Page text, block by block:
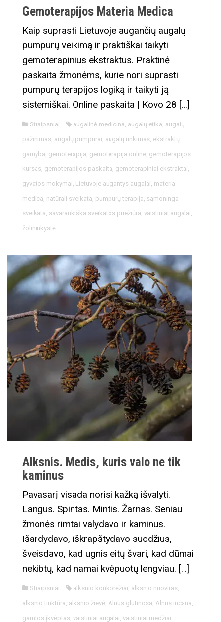
Gemoterapijos Materia Medica
Kaip suprasti Lietuvoje augančių augalų
pumpurų veikimą ir praktiškai taikyti
gemoterapinius ekstraktus. Praktinė
paskaita žmonėms, kurie nori suprasti
pumpurų terapijos logiką ir taikyti ją
sistemiškai. Online paskaita | Kovo 28 […]
Straipsniai augalinė medicina, augalų etika, augalų
pažinimas, augalų pumpurai, augalų rinkimas, ekstraktų
gamyba, gemoterapija, gemoterapija online, gemoterapijos
kursas, gemoterapijos paskaita, gemoterapiniai ekstraktai,
gyvatos mokymai, Lietuvoje augantys augalai, materia
medica, natūrali sveikata, pumpurų terapija, sąmoninga
sveikata, savarankiška sveikatos priežiūra, vaistiniai augalai,
žolininkystė
Alksnis. Medis, kuris valo ne tik
kaminus
Pavasarį visada norisi kažką išvalyti.
Langus. Spintas. Mintis. Žarnas. Seniau
žmonės rimtai valydavo ir kaminus.
Išardydavo, iškrapštydavo suodžius,
šveisdavo, kad ugnis eitų švari, kad dūmai
nekibtų, kad namai kvėpuotų lengviau. […]
Straipsniai alksnio konkorėžiai, alksnio nuoviras,
alksnio tinktūra, alksnio žievė, Alnus glutinosa, Alnus incana,
gamtos įkvėptas, vaistiniai augalai, vaistiniai medžiai